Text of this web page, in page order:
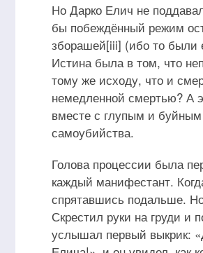
Но Дарко Елич не
бы побеждённый режим
зборашей[iii] (ибо то были
Истина была в том, что
тому же исходу, что и
немедленной смертью? А
вместе с глупым и
самоубийства.
Голова процессии была
каждый манифестант.
спрятавшись подальше.
Скрестил руки на груди и
услышал первый выкрик: